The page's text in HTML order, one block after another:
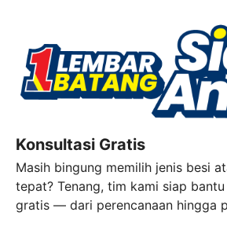
Konsultasi Gratis
Masih bingung memilih jenis besi
tepat? Tenang, tim kami siap
gratis — dari perencanaan hingga